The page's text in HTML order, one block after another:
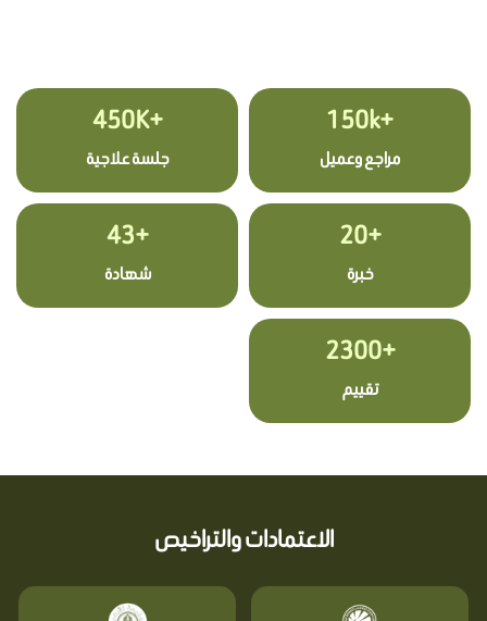
+150k
مراجع وعميل
+450K
جلسة علاجية
+20
خبرة
+43
شهادة
+2300
تقييم
الاعتمادات والتراخيص